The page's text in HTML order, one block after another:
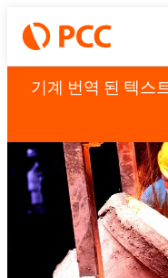
기계 번역 된 텍스